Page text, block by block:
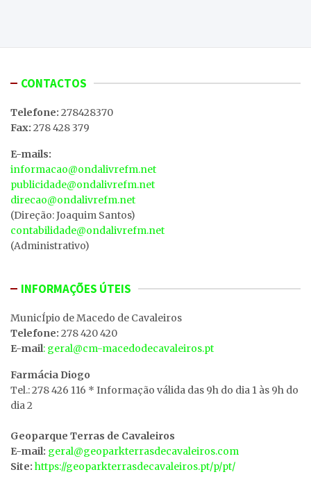
CONTACTOS
Telefone: 278428370
Fax: 278 428 379
E-mails:
informacao@ondalivrefm.net
publicidade@ondalivrefm.net
direcao@ondalivrefm.net
(Direção: Joaquim Santos)
contabilidade@ondalivrefm.net
(Administrativo)
INFORMAÇÕES ÚTEIS
MunicÍpio de Macedo de Cavaleiros
Telefone: 278 420 420
E-mail: geral@cm-macedodecavaleiros.pt
Farmácia Diogo
Tel.: 278 426 116 * Informação válida das 9h do dia 1 às 9h do
dia 2
Geoparque Terras de Cavaleiros
E-mail: geral@geoparkterrasdecavaleiros.com
Site: https://geoparkterrasdecavaleiros.pt/p/pt/